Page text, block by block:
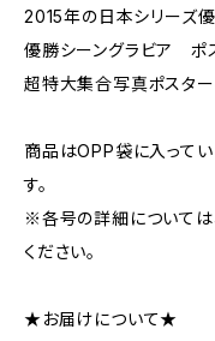
2015年の日本シリーズ
優勝シーングラビア ポ
超特大集合写真ポスタ
商品はOPP袋に入って
す。
※各号の詳細については
ください。
★お届けについて★